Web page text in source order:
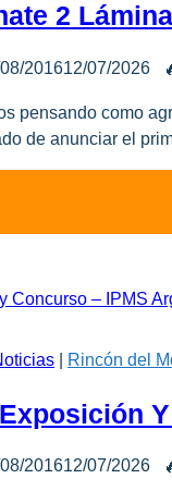
2
201612/07/2026
pensando como
de anunciar el
Rincón del
201612/07/2026